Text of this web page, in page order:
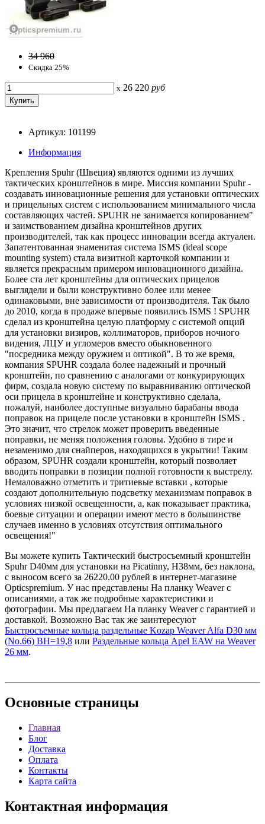
34 960
Скидка 25%
x 26 220 руб
Артикул: 101199
Информация
Крепления Spuhr (Швеция) являются одними из лучших
тактических кронштейнов в мире. Миссия компании Spuhr -
создавать инновационные решения для установки оптических
и прицельных систем с использованием минимального числа
составляющих частей. SPUHR не занимается копированием"
и заимствованием дизайна кронштейнов других
производителей, так как процесс инновации всегда актуален.
Запатентованная знаменитая система ISMS (ideal scope
mounting system) стала визитной карточкой компании и
является прекрасным примером инновационного дизайна.
Более ста лет кронштейны для оптических прицелов
выглядели и были конструктивно более или менее
одинаковыми, вне зависимости от производителя. Так было
до 2010, когда в продаже впервые появились ISMS ! SPUHR
сделал из кронштейна целую платформу с системой опций
для установки визиров, коллиматоров, приборов ночного
видения, ЛЦУ и угломеров вместо обыкновенного
"посредника между оружием и оптикой". В то же время,
компания SPUHR создала более надежный и прочный
кронштейн, по сравнению с аналогами от конкурирующих
фирм, создала новую систему по выравниванию оптической
оси прицела в кронштейне и конструктивно сделала,
пожалуй, наиболее доступные визуально барабаны ввода
поправок на прицеле после установки в кронштейн ISMS .
Это значит, что стрелок может проверить введенные
поправки, не меняя положения головы. Удобно в тире и
незаменимо для снайперов, находящихся в укрытии! Таким
образом, SPUHR создали кронштейн, который позволяет
вводить поправки в позиции полной готовности к выстрелу.
Немаловажно отметить и тритиевые вставки , которые
создают дополнительную подсветку механизмам поправок в
условиях низкой освещенности, а, как показывает практика,
боевые ситуации и операции имеют место в большинстве
случаев именно в условиях отсутствия оптимального
освещения!"
Вы можете купить Тактический быстросъемный кронштейн
Spuhr D40мм для установки на Picatinny, H38мм, без наклона,
с выносом всего за 26220.00 рублей в интернет-магазине
Opticspremium. У нас представлены На планку Weaver с
описаниями, а так же подробные характеристики и
фотографии. Мы предлагаем На планку Weaver с гарантией и
доставкой. Возможно Вас так же заинтересуют
Быстросъемные кольца раздельные Kozap Weaver Alfa D30 мм
(No.66) BH=19,8 или Раздельные кольца Apel EAW на Weaver
26 мм.
Основные страницы
Главная
Блог
Доставка
Оплата
Контакты
Карта сайта
Контактная информация